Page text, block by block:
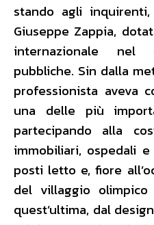
stando agli
Giuseppe Zappia,
internazionale nel
pubbliche. Sin dalla
professionista aveva
una delle più
partecipando alla
immobiliari, ospedali
posti letto e, fiore
del villaggio olimpico
quest’ultima, dal